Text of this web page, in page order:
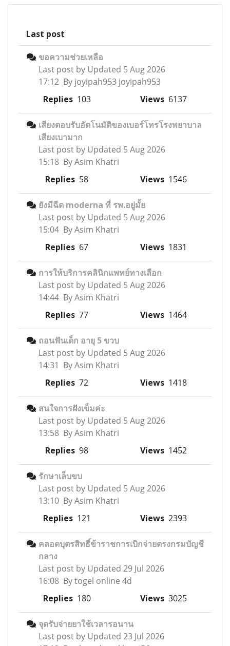
Last post
ขอความช่วยเหลือ
Last post by Updated 5 Aug 2026
17:12 By joyipah953 joyipah953
Replies 103 Views 6137
เสียงตอบรับอัตโนมัติของเบอร์โทรโรงพยาบาล
เสียงเบามาก
Last post by Updated 5 Aug 2026
15:18 By Asim Khatri
Replies 58 Views 1546
ยังมีฉีด moderna ที่ รพ.อยู่มั้ย
Last post by Updated 5 Aug 2026
15:04 By Asim Khatri
Replies 67 Views 1831
การให้บริการคลินิกแพทย์ทางเลือก
Last post by Updated 5 Aug 2026
14:44 By Asim Khatri
Replies 77 Views 1464
ถอนฟันเด็ก อายุ 5 ขวบ
Last post by Updated 5 Aug 2026
14:31 By Asim Khatri
Replies 72 Views 1418
สนใจการฝังเข็มค่ะ
Last post by Updated 5 Aug 2026
13:58 By Asim Khatri
Replies 98 Views 1452
รักษาเล็บขบ
Last post by Updated 5 Aug 2026
13:10 By Asim Khatri
Replies 121 Views 2393
คลอดบุตรสิทธิ์ข้าราชการเบิกจ่ายตรงกรมบัญชี
กลาง
Last post by Updated 29 Jul 2026
16:08 By togel online 4d
Replies 180 Views 3025
จุดรับจ่ายยาใช้เวลารอนาน
Last post by Updated 23 Jul 2026